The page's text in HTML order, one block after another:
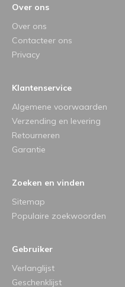
Over ons
Over ons
Contacteer ons
Privacy
Klantenservice
Algemene voorwaarden
Verzending en levering
Retourneren
Garantie
Zoeken en vinden
Sitemap
Populaire zoekwoorden
Gebruiker
Verlanglijst
Geschenklijst